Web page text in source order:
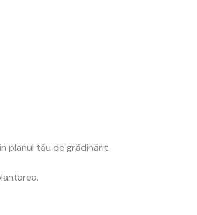
planul tău de grădinărit.